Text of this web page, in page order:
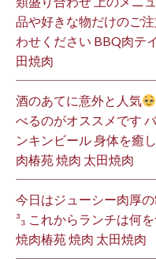
品や好きな物だけのご
わせください BBQ肉テ
田焼肉
酒のあてに意外と人気
べるのがオススメです
ンキンビール 身体を癒
肉椿苑 焼肉 太田焼肉
今日はジューシー肉厚
³₃ これからランチは何
焼肉椿苑 焼肉 太田焼肉